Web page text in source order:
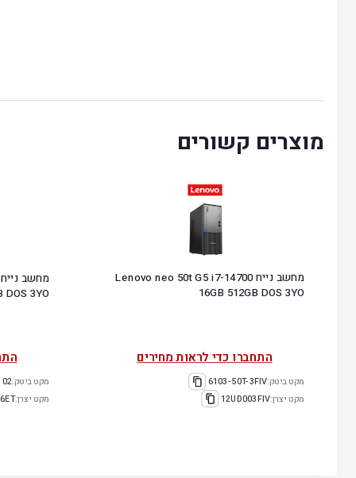
מוצרים קשורים
מחשב נייח Lenovo neo 50t G5 i7-14700
16GB 512GB DOS 3YO
התחברו כדי לראות מחירים
מקט ביטק:6103-50T-3FIV
מקט יצרן:12UD003FIV
DOS 3YO
מקט ביטק:08
מקט יצרן: